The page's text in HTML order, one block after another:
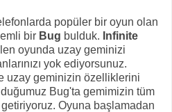
popüler bir oyun olan
bir Bug bulduk. Infinite
oyunda uzay geminizi
yok ediyorsunuz.
uzay geminizin özelliklerini
Bug'ta gemimizin tüm
Oyuna başlamadan